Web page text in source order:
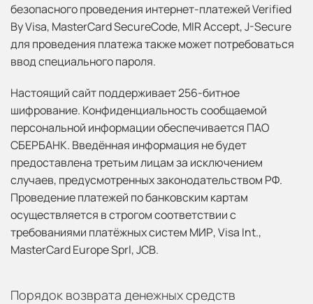
безопасного проведения интернет-платежей Verified
By Visa, MasterCard SecureCode, MIR Accept, J-Secure
для проведения платежа также может потребоваться
ввод специального пароля.
Настоящий сайт поддерживает 256-битное
шифрование. Конфиденциальность сообщаемой
персональной информации обеспечивается ПАО
СБЕРБАНК. Введённая информация не будет
предоставлена третьим лицам за исключением
случаев, предусмотренных законодательством РФ.
Проведение платежей по банковским картам
осуществляется в строгом соответствии с
требованиями платёжных систем МИР, Visa Int.,
MasterCard Europe Sprl, JCB.
Порядок возврата денежных средств